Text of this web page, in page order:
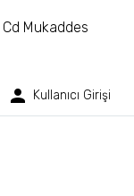
Mukaddes
Kullanıcı Girişi